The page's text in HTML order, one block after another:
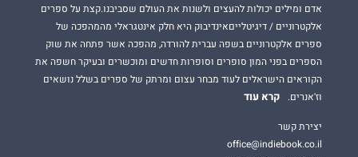
אדם ומילים יכולות להעצים ולשנות את העולם שסביבנו.קצת על ספרים
אלקטרוניים / דיגיטלייםאינדיבוק היא חלק אינטגראלי מהמהפכה של
ספרים אלקטרוניים בשפה עברית להורדה, מהפכה אשר פתחה את שוק
הספרים בפני המון סופרים וסופרות חדשים ומוכשרים ובעיקר חשפה את
הקוראים הישראלים לעוד מבחר עצום ומרתק של ספרים בשלל נושאים
וז'אנרים.
קרא עוד
יצירת קשר
office@indiebook.co.il